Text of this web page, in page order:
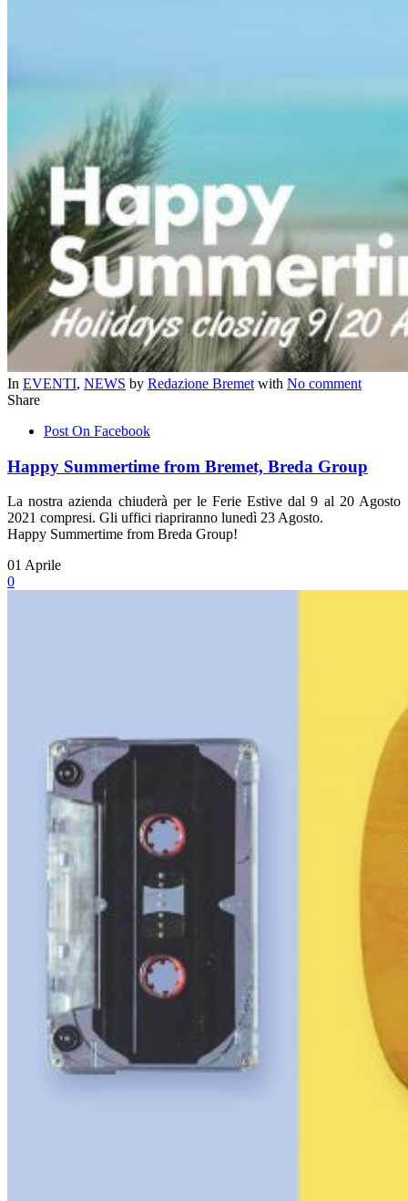
In EVENTI, NEWS by Redazione Bremet with No comment
Share
Post On Facebook
Happy Summertime from Bremet, Breda Group
La nostra azienda chiuderà per le Ferie Estive dal 9 al 20 Agosto
2021 compresi. Gli uffici riapriranno lunedì 23 Agosto.
Happy Summertime from Breda Group!
01 Aprile
0